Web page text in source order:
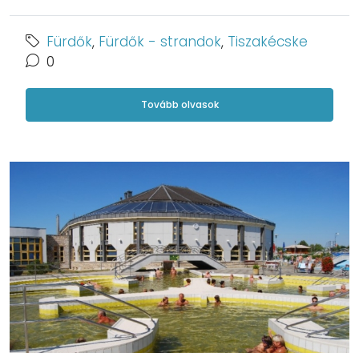
Fürdők, Fürdők - strandok, Tiszakécske
0
Tovább olvasok